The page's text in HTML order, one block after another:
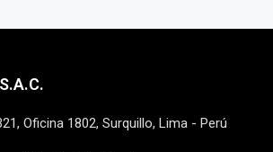
Oficina 1802, Surquillo, Lima - Perú